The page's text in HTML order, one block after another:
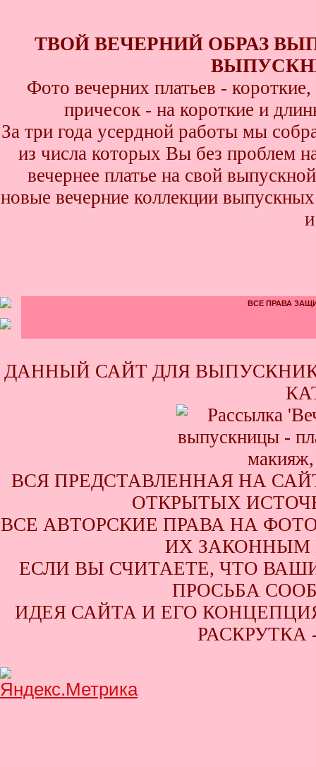
ТВОЙ ВЕЧЕРНИЙ ОБРАЗ
Фото вечерних платьев -
причесок - на короткие и
За три года усердной работы мы
из числа которых Вы без проблем
вечернее платье на свой
новые вечерние коллекции
ВСЕ ПРАВА
ДАННЫЙ САЙТ ДЛЯ
ВСЯ ПРЕДСТАВЛЕННАЯ НА
ОТКРЫТЫХ
ВСЕ АВТОРСКИЕ ПРАВА НА
ИХ ЗАКОННЫМ
ЕСЛИ ВЫ СЧИТАЕТЕ, ЧТО
ПРОСЬБА
ИДЕЯ САЙТА И ЕГО КОНЦЕПЦИЯ
РАСКРУТКА -